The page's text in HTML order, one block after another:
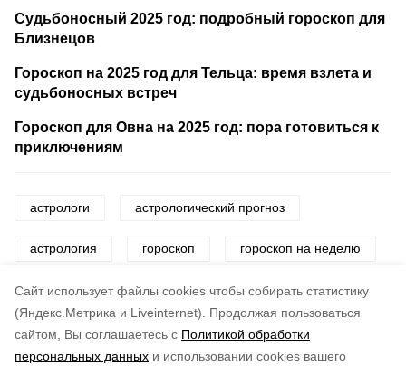
Cайт использует файлы cookies чтобы собирать статистику
(Яндекс.Метрика и Liveinternet).
Продолжая пользоваться
сайтом, Вы соглашаетесь с Политикой обработки
персональных данных и использовании cookies вашего
Судьбоносный 2025 год: подробный гороскоп для
Близнецов
Гороскоп на 2025 год для Тельца: время взлета и
судьбоносных встреч
Гороскоп для Овна на 2025 год: пора готовиться к
приключениям
астрологи астрологический прогноз
астрология гороскоп гороскоп на неделю
знаки зодиака звезды